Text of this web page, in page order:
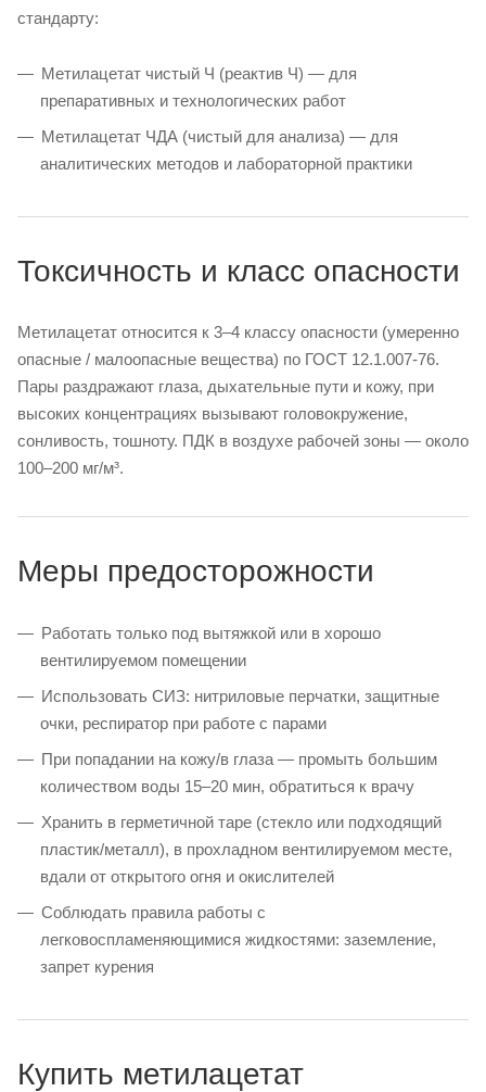
стандарту:
Метилацетат чистый Ч (реактив Ч) — для
препаративных и технологических работ
Метилацетат ЧДА (чистый для анализа) — для
аналитических методов и лабораторной практики
Токсичность и класс опасности
Метилацетат относится к 3–4 классу опасности (умеренно
опасные / малоопасные вещества) по ГОСТ 12.1.007-76.
Пары раздражают глаза, дыхательные пути и кожу, при
высоких концентрациях вызывают головокружение,
сонливость, тошноту. ПДК в воздухе рабочей зоны — около
100–200 мг/м³.
Меры предосторожности
Работать только под вытяжкой или в хорошо
вентилируемом помещении
Использовать СИЗ: нитриловые перчатки, защитные
очки, респиратор при работе с парами
При попадании на кожу/в глаза — промыть большим
количеством воды 15–20 мин, обратиться к врачу
Хранить в герметичной таре (стекло или подходящий
пластик/металл), в прохладном вентилируемом месте,
вдали от открытого огня и окислителей
Соблюдать правила работы с
легковоспламеняющимися жидкостями: заземление,
запрет курения
Купить метилацетат